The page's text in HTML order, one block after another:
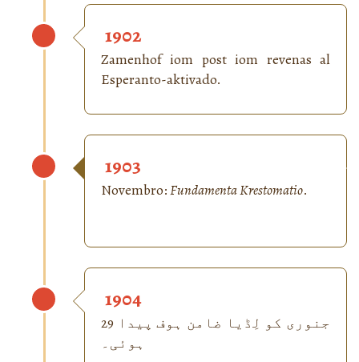
1902
Zamenhof iom post iom revenas al
Esperanto-aktivado.
1903
Novembro:Fundamenta Krestomatio.
1904
29 جنوری کو لِڈیا ضامن ہوف پیدا
ہوئی۔